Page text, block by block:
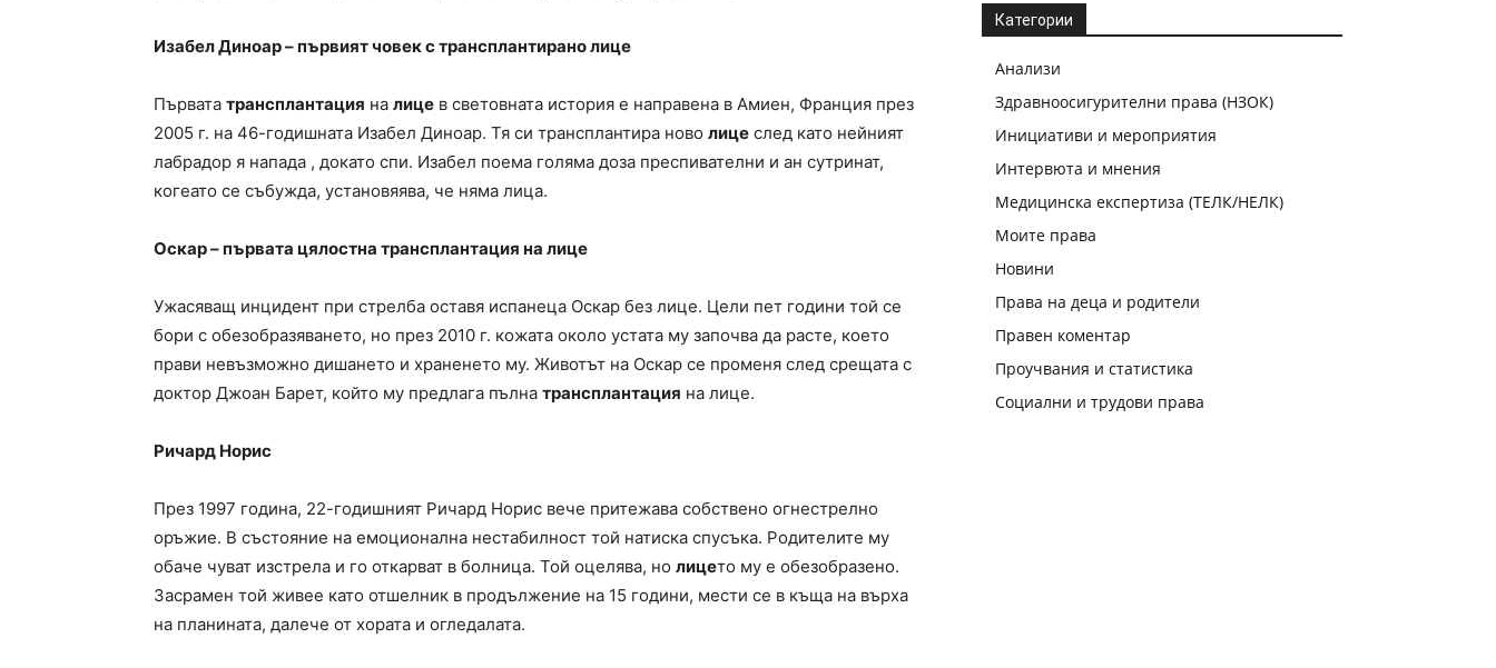
Изабел Диноар – първият човек с трансплантиранолице
Първата трансплантация на лице в световната история е направена в Амиен, Франция през
2005 г. на 46-годишната Изабел Диноар. Тя си трансплантира ново лице след като нейният
лабрадор я напада , докато спи. Изабел поема голяма доза преспивателни и ан сутринат,
когеато се събужда, установяява, че няма лица.
Оскар – първата цялостна трансплантация на лице
Ужасяващ инцидент при стрелба оставя испанеца Оскар без лице. Цели пет години той се
бори с обезобразяването, но през 2010 г. кожата около устата му започва да расте, което
прави невъзможно дишането и храненето му. Животът на Оскар се променя след срещата с
доктор Джоан Барет, който му предлага пълна трансплантация на лице.
Ричард Норис
През 1997 година, 22-годишният Ричард Норис вече притежава собствено огнестрелно
оръжие. В състояние на емоционална нестабилност той натиска спусъка. Родителите му
обаче чуват изстрела и го откарват в болница. Той оцелява, но лицето му е обезобразено.
Засрамен той живее като отшелник в продължение на 15 години, мести се в къща на върха
на планината, далече от хората и огледалата.
Категории
Анализи
Здравноосигурителни права (НЗОК)
Инициативи и мероприятия
Интервюта и мнения
Медицинска експертиза (ТЕЛК/НЕЛК)
Моите права
Новини
Права на деца и родители
Правен коментар
Проучвания и статистика
Социални и трудови права